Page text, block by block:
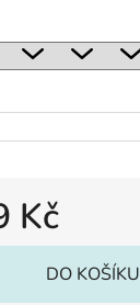
Kč
DO KOŠÍKU